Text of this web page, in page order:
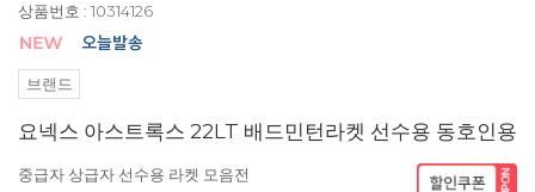
상품번호 : 10314126
브랜드
요넥스 아스트록스 22LT 배드민턴라켓 선수용 동호인용
중급자 상급자 선수용 라켓 모음전